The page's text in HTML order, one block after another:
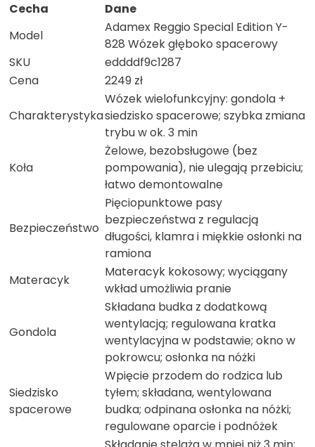
Cecha
Dane
Model
Adamex Reggio Special Edition Y-
828 Wózek głęboko spacerowy
SKU
eddddf9c1287
Cena
2249 zł
Charakterystyka
Wózek wielofunkcyjny: gondola +
siedzisko spacerowe; szybka zmiana
trybu w ok. 3 min
Koła
Żelowe, bezobsługowe (bez
pompowania), nie ulegają przebiciu;
łatwo demontowalne
Bezpieczeństwo
Pięciopunktowe pasy
bezpieczeństwa z regulacją
długości, klamra i miękkie osłonki na
ramiona
Materacyk
Materacyk kokosowy; wyciągany
wkład umożliwia pranie
Gondola
Składana budka z dodatkową
wentylacją; regulowana kratka
wentylacyjna w podstawie; okno w
pokrowcu; osłonka na nóżki
Siedzisko
spacerowe
Wpięcie przodem do rodzica lub
tyłem; składana, wentylowana
budka; odpinana osłonka na nóżki;
regulowane oparcie i podnóżek